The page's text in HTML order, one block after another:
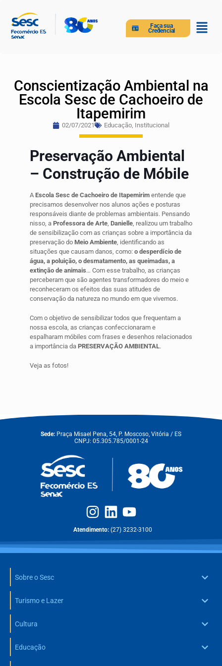
Faça sua
Credencial
Conscientização Ambiental na
Escola Sesc de Cachoeiro de
Itapemirim
02/07/2021 Educação, Institucional
Preservação Ambiental
– Construção de Móbile
A Escola Sesc de Cachoeiro de Itapemirim entende que
precisamos desenvolver nos alunos ações e posturas
responsáveis diante de problemas ambientais. Pensando
nisso, a Professora de Arte Danielle , realizou um trabalho
de sensibilização com as crianças sobre a importância da
preservação do Meio Ambiente , identificando as
situações que causam danos, como: o desperdício de
água, a poluição, o desmatamento, as queimadas, a
extinção de animais… Com esse trabalho, as crianças
perceberam que são agentes transformadores do meio e
reconheceram os efeitos das suas atitudes de
conservação da natureza no mundo em que vivemos.
Com o objetivo de sensibilizar todos que frequentam a
nossa escola, as crianças confeccionaram e
espalharam móbiles com frases e desenhos relacionados
a importância da PRESERVAÇÃO AMBIENTAL.
Veja as fotos!
Sede: Praça Misael Pena, 54, P. Moscoso, Vitória / ES
CNPJ: 05.305.785/0001-24
Atendimento: (27) 3232-3100
Sobre o Sesc
Turismo e Lazer
Cultura
Educação